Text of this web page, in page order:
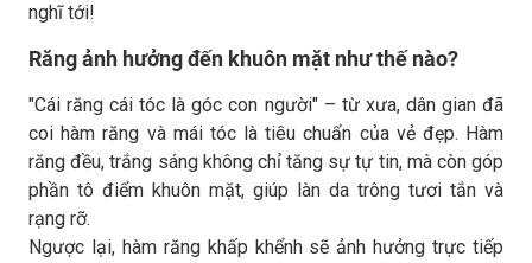
nghĩ tới!
Răng ảnh hưởng đến khuôn mặt như thế nào?
"Cái răng cái tóc là góc con người" – từ xưa, dân gian đã
coi hàm răng và mái tóc là tiêu chuẩn của vẻ đẹp. Hàm
răng đều, trắng sáng không chỉ tăng sự tự tin, mà còn góp
phần tô điểm khuôn mặt, giúp làn da trông tươi tắn và
rạng rỡ.
Ngược lại, hàm răng khấp khểnh sẽ ảnh hưởng trực tiếp